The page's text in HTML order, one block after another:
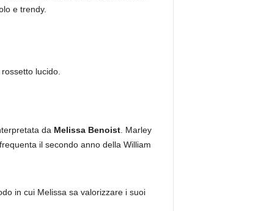
e trendy.
lucido.
da Melissa Benoist. Marley
il secondo anno della William
in cui Melissa sa valorizzare i suoi